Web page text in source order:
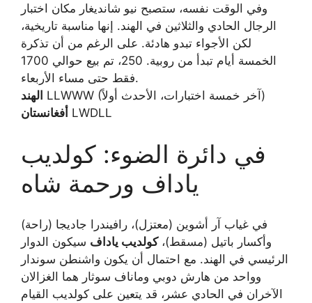
وفي الوقت نفسه، ستصبح نيو شانديغار مكان اختبار
الرجال الحادي والثلاثين في الهند. إنها مناسبة تاريخية،
لكن الأجواء تبدو هادئة. على الرغم من أن تذكرة
الخمسة أيام تبدأ من روبية. 250، تم بيع حوالي 1700
فقط حتى مساء الأربعاء.
الهند
LLWWW (آخر خمسة اختبارات، الأحدث أولاً)
أفغانستان LWDLL
في دائرة الضوء: كولديب
ياداف ورحمة شاه
في غياب آر أشوين (معتزل)، رافيندرا جاديجا (راحة)
وأكسار باتيل (مسقط)،كولديب ياداف سيكون الدوار
الرئيسي في الهند. مع احتمال أن يكون واشنطن سوندار
وواحد من هارش دوبي وماناف سوثار هما الغزالان
الآخران في الحادي عشر، قد يتعين على كولديب القيام